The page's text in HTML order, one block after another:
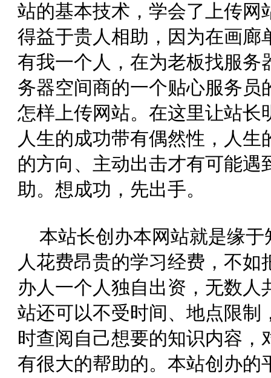
站的基本技术，学会了上传网
得益于贵人相助，因为在画廊
有我一个人，在为老板找服务
务器空间商的一个贴心服务员
怎样上传网站。在这里让站长
人生的成功带有偶然性，人
的方向、主动出击才有可能遇
助。想成功，先出手。
本站长创办本网站就是缘
人花费昂贵的学习经费，不
办人一个人独自出资，无数人
站还可以不受时间、地点限制
时查阅自己想要的知识内容，
有很大的帮助的。本站创办的